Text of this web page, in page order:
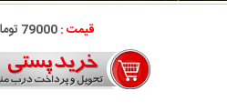
قیمت :79000 تومان